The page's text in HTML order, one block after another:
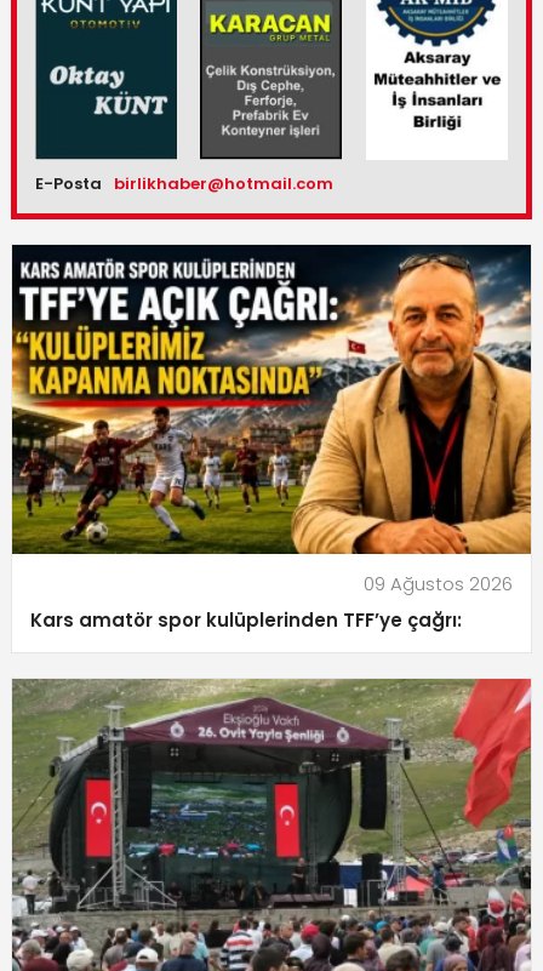
E-Posta birlikhaber@hotmail.com
09 Ağustos 2026
Kars amatör spor kulüplerinden TFF’ye çağrı: